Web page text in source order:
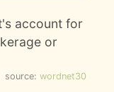
account for
or
source: wordnet30